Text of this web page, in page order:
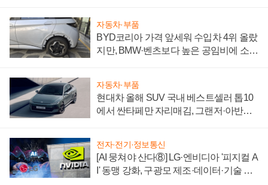
자동차·부품
BYD코리아 가격 앞세워 수입차 4위 올랐
지만, BMW·벤츠보다 높은 공임비에 소비
자동차·부품
현대차 올해 SUV 국내 베스트셀러 톱10
에서 싼타페만 자리매김, 그랜저·아반떼
전자·전기·정보통신
[AI 뭉쳐야 산다⑧] LG·엔비디아 '피지컬 A
I' 동맹 강화, 구광모 제조·데이터·기술 결